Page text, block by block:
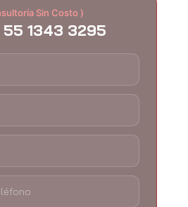
Sin Costo )
55 1343 3295